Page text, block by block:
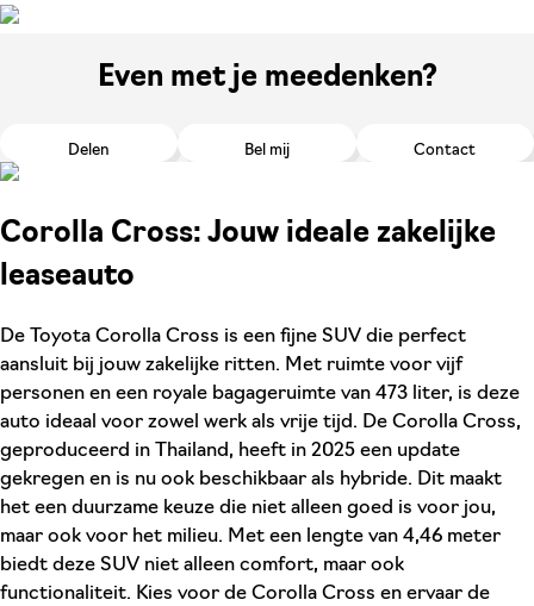
Even met je meedenken?
Delen Bel mij Contact
Corolla Cross: Jouw ideale zakelijke
leaseauto
De Toyota Corolla Cross is een fijne SUV die perfect
aansluit bij jouw zakelijke ritten. Met ruimte voor vijf
personen en een royale bagageruimte van 473 liter, is deze
auto ideaal voor zowel werk als vrije tijd. De Corolla Cross,
geproduceerd in Thailand, heeft in 2025 een update
gekregen en is nu ook beschikbaar als hybride. Dit maakt
het een duurzame keuze die niet alleen goed is voor jou,
maar ook voor het milieu. Met een lengte van 4,46 meter
biedt deze SUV niet alleen comfort, maar ook
functionaliteit. Kies voor de Corolla Cross en ervaar de